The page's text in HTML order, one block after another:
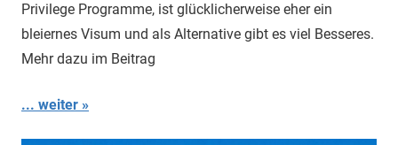
Privilege Programme, ist glücklicherweise eher ein
bleiernes Visum und als Alternative gibt es viel Besseres.
Mehr dazu im Beitrag
... weiter